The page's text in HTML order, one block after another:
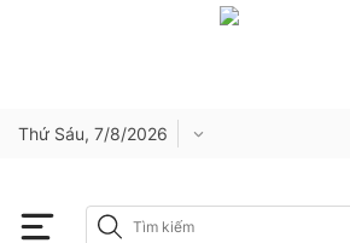
Thứ Sáu, 7/8/2026